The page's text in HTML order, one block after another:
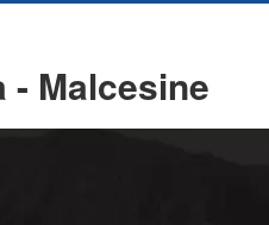
- Malcesine